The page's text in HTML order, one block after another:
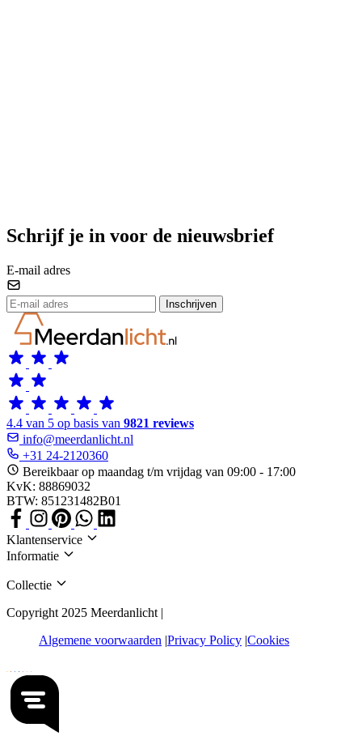
Schrijf je in voor de nieuwsbrief
E-mail adres
Inschrijven
4.4 van 5 op basis van 9821 reviews
info@meerdanlicht.nl
+31 24-2120360
Bereikbaar op maandag t/m vrijdag van 09:00 - 17:00
KvK: 88869032
BTW: 851231482B01
Klantenservice
Informatie
Collectie
Copyright 2025 Meerdanlicht |
Algemene voorwaarden Privacy Policy Cookies